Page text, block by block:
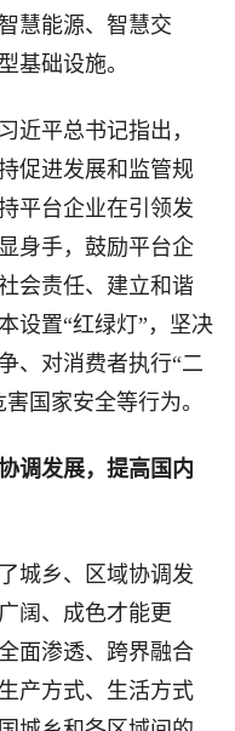
慧能源、智慧交
基础设施。
近平总书记指出，
促进发展和监管规
平台企业在引领发
身手，鼓励平台企
会责任、建立和谐
设置“红绿灯”，坚决
、对消费者执行“二
国家安全等行为。
调发展，提高国内
城乡、区域协调发
阔、成色才能更
面渗透、跨界融合
产方式、生活方式